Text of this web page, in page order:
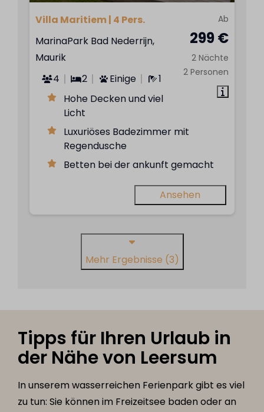
Ab
299 €
2 Nächte
2 Personen
Villa Maritiem | 4 Pers.
MarinaPark Bad Nederrijn,
Maurik
4
2 Einige
1
Hohe Decken und viel
Licht
Luxuriöses Badezimmer mit
Regendusche
Betten bei der ankunft gemacht
Ansehen
Mehr Ergebnisse (3)
Tipps für Ihren Urlaub in
der Nähe von Leersum
In unserem wasserreichen Ferienpark gibt es viel
zu tun: Sie können im Freizeitsee baden oder an